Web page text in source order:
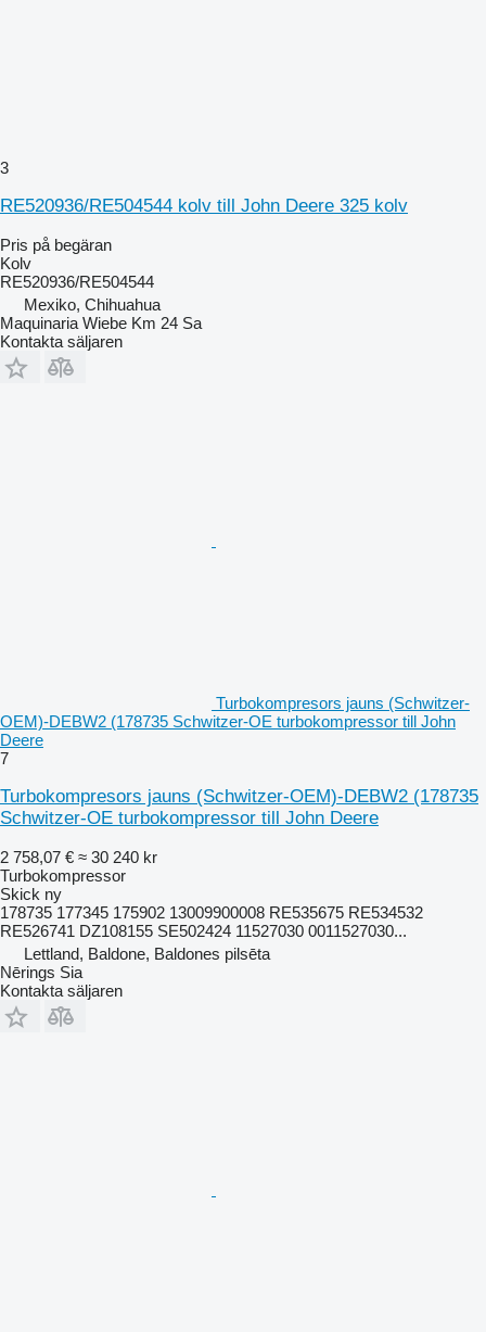
3
RE520936/RE504544 kolv till John Deere 325 kolv
Pris på begäran
Kolv
RE520936/RE504544
Mexiko, Chihuahua
Maquinaria Wiebe Km 24 Sa
Kontakta säljaren
Turbokompresors jauns (Schwitzer-
OEM)-DEBW2 (178735 Schwitzer-OE turbokompressor till John
Deere
7
Turbokompresors jauns (Schwitzer-OEM)-DEBW2 (178735
Schwitzer-OE turbokompressor till John Deere
2 758,07 € ≈ 30 240 kr
Turbokompressor
Skick ny
178735 177345 175902 13009900008 RE535675 RE534532
RE526741 DZ108155 SE502424 11527030 0011527030...
Lettland, Baldone, Baldones pilsēta
Nērings Sia
Kontakta säljaren